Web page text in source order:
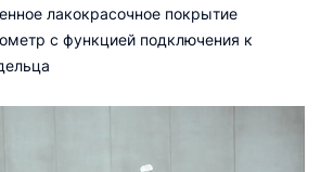
лакокрасочное покрытие
с функцией подключения к